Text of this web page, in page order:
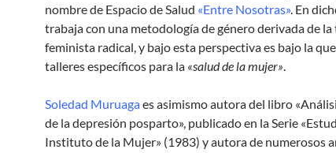
nombre de Espacio de Salud «Entre Nosotras». En
trabaja con una metodología de género derivada de
feminista radical, y bajo esta perspectiva es bajo la
talleres específicos para la «salud de la mujer».
Soledad Muruagaes asimismo autora del libro
de la depresión posparto», publicado en la Serie
Instituto de la Mujer» (1983) y autora de numerosos